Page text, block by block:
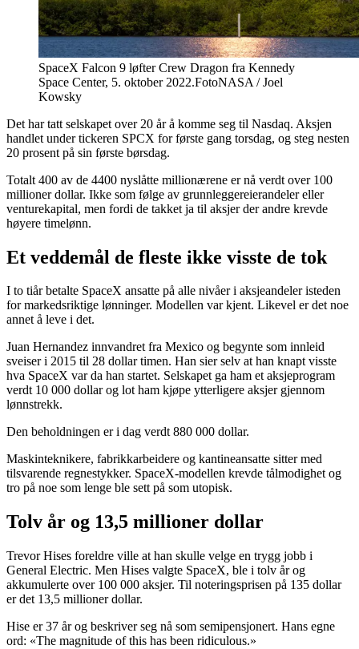
SpaceX Falcon 9 løfter Crew Dragon fra Kennedy
Space Center, 5. oktober 2022.FotoNASA / Joel
Kowsky
Det har tatt selskapet over 20 år å komme seg til Nasdaq. Aksjen
handlet under tickeren SPCX for første gang torsdag, og steg nesten
20 prosent på sin første børsdag.
Totalt 400 av de 4400 nyslåtte millionærene er nå verdt over 100
millioner dollar. Ikke som følge av grunnleggereierandeler eller
venturekapital, men fordi de takket ja til aksjer der andre krevde
høyere timelønn.
Et veddemål de fleste ikke visste de tok
I to tiår betalte SpaceX ansatte på alle nivåer i aksjeandeler isteden
for markedsriktige lønninger. Modellen var kjent. Likevel er det noe
annet å leve i det.
Juan Hernandez innvandret fra Mexico og begynte som innleid
sveiser i 2015 til 28 dollar timen. Han sier selv at han knapt visste
hva SpaceX var da han startet. Selskapet ga ham et aksjeprogram
verdt 10 000 dollar og lot ham kjøpe ytterligere aksjer gjennom
lønnstrekk.
Den beholdningen er i dag verdt 880 000 dollar.
Maskinteknikere, fabrikkarbeidere og kantineansatte sitter med
tilsvarende regnestykker. SpaceX-modellen krevde tålmodighet og
tro på noe som lenge ble sett på som utopisk.
Tolv år og 13,5 millioner dollar
Trevor Hises foreldre ville at han skulle velge en trygg jobb i
General Electric. Men Hises valgte SpaceX, ble i tolv år og
akkumulerte over 100 000 aksjer. Til noteringsprisen på 135 dollar
er det 13,5 millioner dollar.
Hise er 37 år og beskriver seg nå som semipensjonert. Hans egne
ord: «The magnitude of this has been ridiculous.»